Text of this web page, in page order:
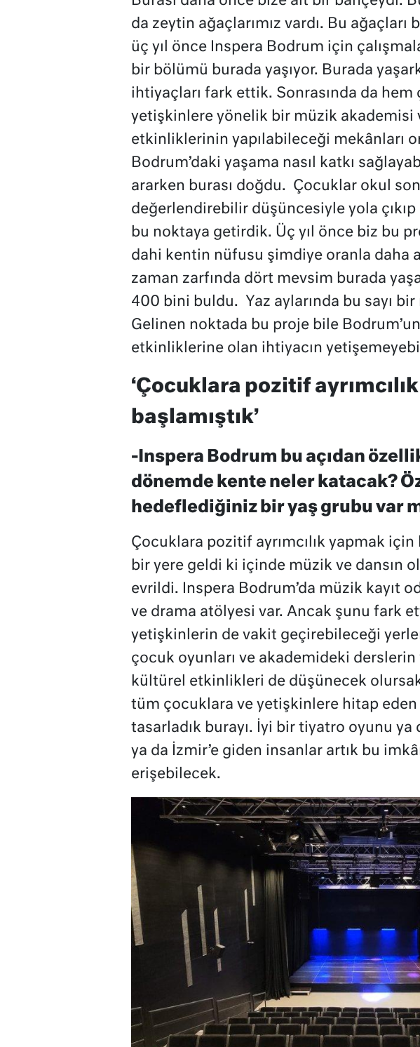
da zeytin ağaçlarımız vardı. Bu ağaçları
üç yıl önce Inspera Bodrum için
bir bölümü burada yaşıyor. Burada
ihtiyaçları fark ettik. Sonrasında da
yetişkinlere yönelik bir müzik akademisi
etkinliklerinin yapılabileceği mekânları
Bodrum’daki yaşama nasıl katkı
ararken burası doğdu. Çocuklar okul
değerlendirebilir düşüncesiyle yola çıkıp
bu noktaya getirdik. Üç yıl önce biz bu
dahi kentin nüfusu şimdiye oranla daha
zaman zarfında dört mevsim burada
400 bini buldu. Yaz aylarında bu sayı
Gelinen noktada bu proje bile
etkinliklerine olan ihtiyacın
‘Çocuklara pozitif
başlamıştık’
-Inspera Bodrum bu açıdan
dönemde kente neler katacak?
hedeflediğiniz bir yaş grubu var
Çocuklara pozitif ayrımcılık yapmak için
bir yere geldi ki içinde müzik ve dansın
evrildi. Inspera Bodrum’da müzik kayıt
ve drama atölyesi var. Ancak şunu fark
yetişkinlerin de vakit geçirebileceği
çocuk oyunları ve akademideki derslerin
kültürel etkinlikleri de düşünecek
tüm çocuklara ve yetişkinlere hitap
tasarladık burayı. İyi bir tiyatro oyunu ya
ya da İzmir’e giden insanlar artık bu
erişebilecek.